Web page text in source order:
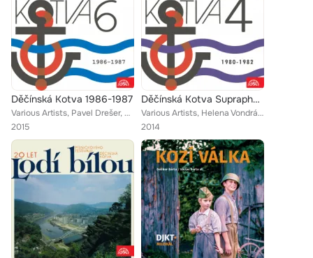
Děčínská Kotva 1986-1987
Various Artists, Pavel Drešer, Kontrast, Pavel Drešer se svým orchestrem, Jakub Smolík, Marta Stravová, Václav Hybš se svým orch...
2015
Děčínská Kotva Supraphon 4 (1980-1982)
Various Artists, Helena Vondráčková, Jiří Korn, Naďa Urbánková, Ivana Máchová, Jaromír Mayer, Petr Kotvald, Stanislav Hložek, Ji...
2014